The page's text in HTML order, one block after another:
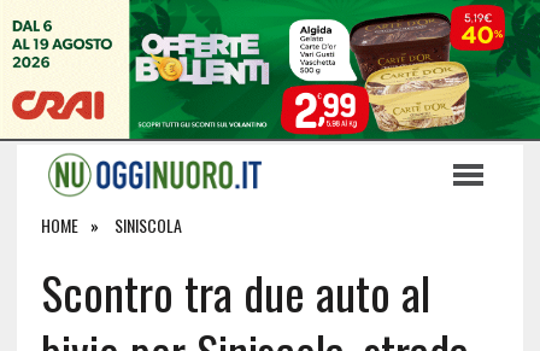
HOME SINISCOLA
Scontro tra due auto al